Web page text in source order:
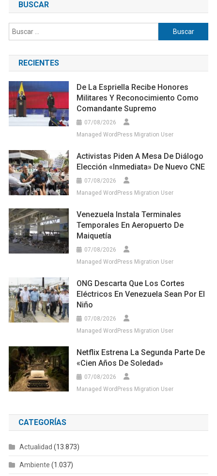
BUSCAR
Buscar:
RECIENTES
De La Espriella Recibe Honores
Militares Y Reconocimiento Como
Comandante Supremo
07/08/2026
Managed WordPress Migration User
Activistas Piden A Mesa De Diálogo
Elección «inmediata» De Nuevo CNE
07/08/2026
Managed WordPress Migration User
Venezuela Instala Terminales
Temporales En Aeropuerto De
Maiquetía
07/08/2026
Managed WordPress Migration User
ONG Descarta Que Los Cortes
Eléctricos En Venezuela Sean Por El
Niño
07/08/2026
Managed WordPress Migration User
Netflix Estrena La Segunda Parte De
«Cien Años De Soledad»
07/08/2026
Managed WordPress Migration User
CATEGORÍAS
Actualidad (13.873)
Ambiente (1.037)